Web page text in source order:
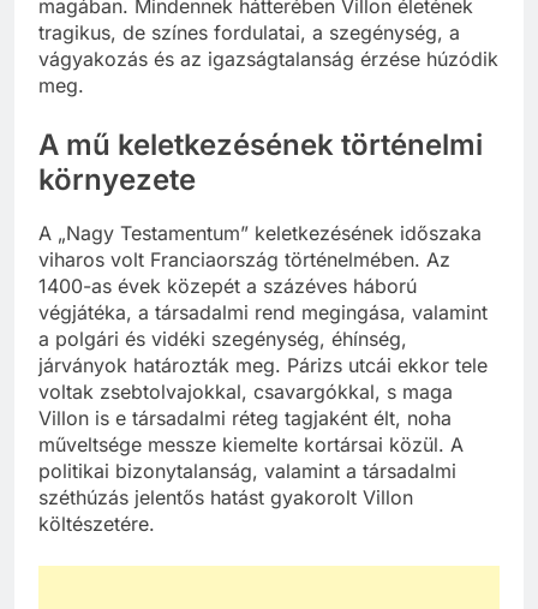
magában. Mindennek hátterében Villon életének
tragikus, de színes fordulatai, a szegénység, a
vágyakozás és az igazságtalanság érzése húzódik
meg.
A mű keletkezésének történelmi
környezete
A „Nagy Testamentum” keletkezésének időszaka
viharos volt Franciaország történelmében. Az
1400-as évek közepét a százéves háború
végjátéka, a társadalmi rend megingása, valamint
a polgári és vidéki szegénység, éhínség,
járványok határozták meg. Párizs utcái ekkor tele
voltak zsebtolvajokkal, csavargókkal, s maga
Villon is e társadalmi réteg tagjaként élt, noha
műveltsége messze kiemelte kortársai közül. A
politikai bizonytalanság, valamint a társadalmi
széthúzás jelentős hatást gyakorolt Villon
költészetére.